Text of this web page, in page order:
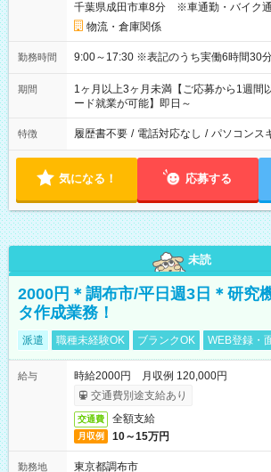
千葉県成田市車8分 ※車通勤・バイク
物流・倉庫関係
勤務時間 9:00～17:30 ※表記のうち実働6時間30
期間
1ヶ月以上3ヶ月未満【ご応募から1週間
ード就業が可能】即日～
特徴 履歴書不要 / 電話対応なし / パソコンス
気になる！ 応募する
未読
2000円＊調布市/平日週3日＊研究
タ作成業務！
派遣 職種未経験OK ブランクOK WEB登録・
給与
時給2000円 月収例 120,000円
交通費別途支給あり
交通費 全額支給
月収例 10～15万円
勤務地
東京都調布市